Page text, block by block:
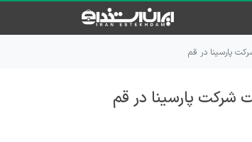
پارسینا در قم
پارسینا در قم